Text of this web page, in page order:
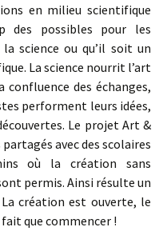
en milieu scientifique
des possibles pour les
science ou qu’il soit un
La science nourrit l’art
des échanges,
performent leurs idées,
Le projet Art &
avec des scolaires
où la création sans
permis. Ainsi résulte un
création est ouverte, le
que commencer !